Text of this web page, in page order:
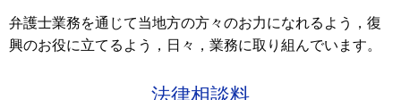
弁護士業務を通じて当地方の方々のお力になれるよう，復
興のお役に立てるよう，日々，業務に取り組んでいます。
法律相談料